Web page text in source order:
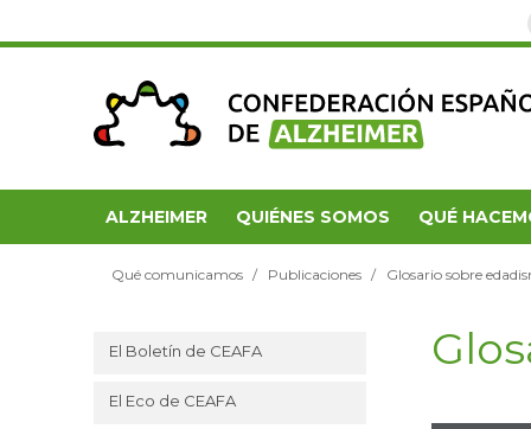
ALZHEIMER QUIÉNES SOMOS QUÉ
Qué comunicamos Publicaciones Glosario sobre
El Boletín de CEAFA
El Eco de CEAFA